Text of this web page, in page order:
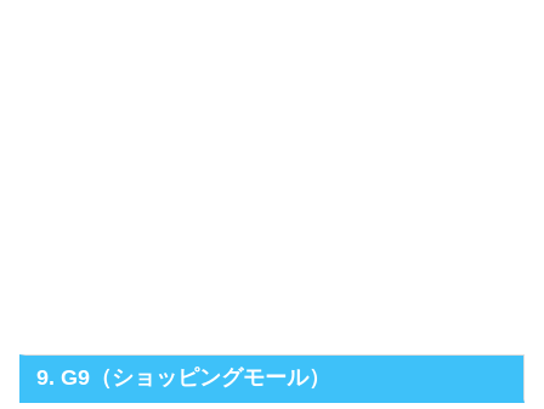
9. G9（ショッピングモール）